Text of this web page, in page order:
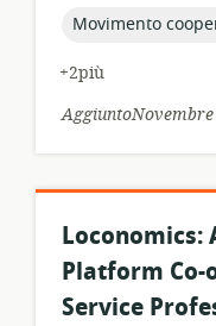
pubblicazione:
topic:
Movimento
+2più
AggiuntoNovembre
Loconomics:
Platform Co-
Service